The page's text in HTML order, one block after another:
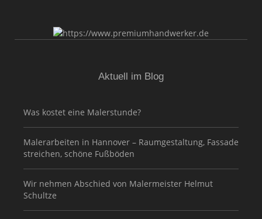
Aktuell im Blog
Was kostet eine Malerstunde?
Malerarbeiten in Hannover – Raumgestaltung, Fassade
streichen, schöne Fußböden
Wir nehmen Abschied von Malermeister Helmut
Schultze